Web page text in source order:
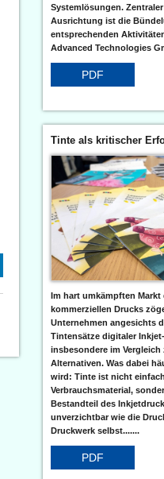
Systemlösungen.
Ausrichtung ist die
entsprechenden
Advanced Technologies
PDF
Tinte als kritischer
Im hart umkämpften Markt
kommerziellen Drucks
Unternehmen angesichts
Tintensätze digitaler
insbesondere im
Alternativen. Was dabei
wird: Tinte ist nicht
Verbrauchsmaterial,
Bestandteil des
unverzichtbar wie die
Druckwerk selbst.......
PDF